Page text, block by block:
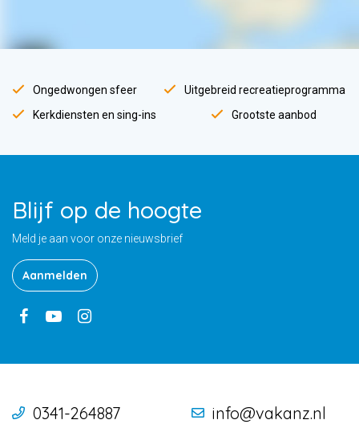
Ongedwongen sfeer
Uitgebreid recreatieprogramma
Kerkdiensten en sing-ins
Grootste aanbod
Blijf op de hoogte
Meld je aan voor onze nieuwsbrief
Aanmelden
0341-264887 info@vakanz.nl